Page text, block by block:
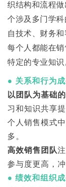
织结构和流程
个涉及多门学
自技术、财务
每个人都能在
特定的专业知识
● 关系和行为
以团队为基础
习和知识共享
个人销售模式
多。
高效销售团队
参与度更高，冲
● 绩效和组织